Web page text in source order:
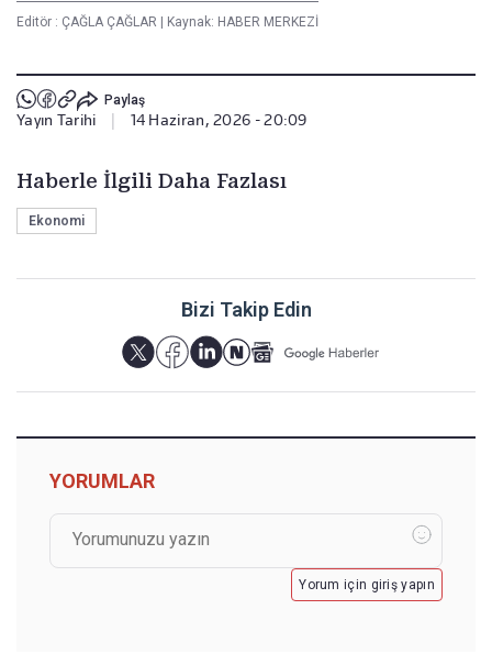
Editör : ÇAĞLA ÇAĞLAR | Kaynak: HABER MERKEZİ
Paylaş
Yayın Tarihi | 14 Haziran, 2026 - 20:09
Haberle İlgili Daha Fazlası
Ekonomi
Bizi Takip Edin
YORUMLAR
Yorum için giriş yapın